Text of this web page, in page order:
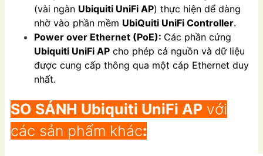
(vài ngàn Ubiquiti UniFi AP) thực hiện dể dàng
nhờ vào phần mềm UbiQuiti UniFi Controller.
Power over Ethernet (PoE): Các phần cứng
Ubiquiti UniFi AP cho phép cả nguồn và dữ liệu
được cung cấp thông qua một cáp Ethernet duy
nhất.
SO SÁNH Ubiquiti UniFi AP với
các sản phẩm khác: